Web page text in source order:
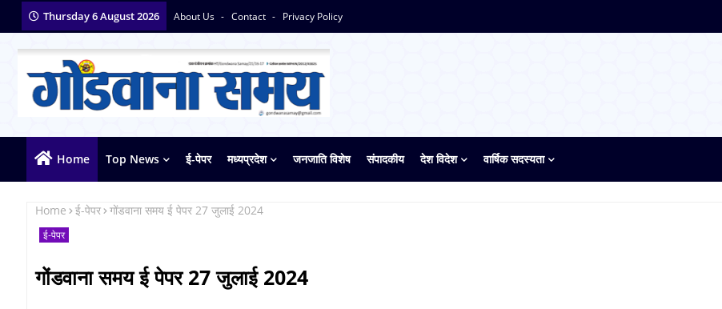
Thursday 6 August 2026 About Us Contact Privacy Policy
Home Top News ई-पेपर मध्यप्रदेश जनजाति विशेष संपादकीय देश विदेश वार्षिक सदस्यता
Home ई-पेपर गोंडवाना समय ई पेपर 27 जुलाई 2024
ई-पेपर
गोंडवाना समय ई पेपर 27 जुलाई 2024